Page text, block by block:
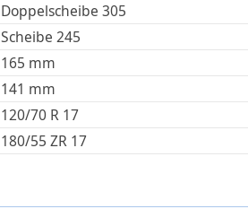
Doppelscheibe 305
Scheibe 245
165 mm
141 mm
120/70 R 17
180/55 ZR 17